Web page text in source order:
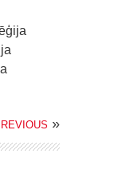
»